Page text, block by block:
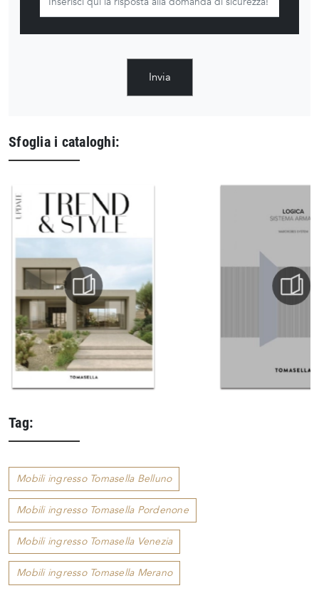
Invia
Sfoglia i cataloghi:
Tag:
Mobili ingresso Tomasella Belluno
Mobili ingresso Tomasella Pordenone
Mobili ingresso Tomasella Venezia
Mobili ingresso Tomasella Merano